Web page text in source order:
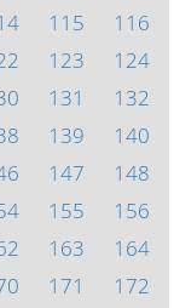
115
116
123
124
131
132
139
140
147
148
155
156
163
164
171
172